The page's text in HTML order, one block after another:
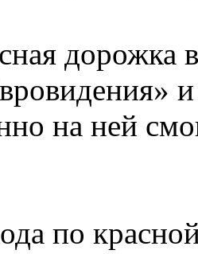
дорожка
на ней
по